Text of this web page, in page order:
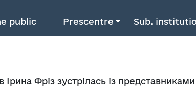
public Prescentre Sub.
Ірина Фріз зустрілась із